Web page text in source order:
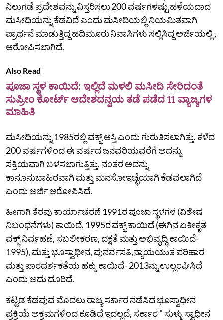
ನಿಲುಗಡೆ ಪ್ರದೇಶವನ್ನು ವಿಸ್ತರಿಸಲು 200 ವರ್ಷಗಳಷ್ಟು ಹಳೆಯದಾದ
ಮಸೀದಿಯನ್ನು ಕೆಡವಿದೆ ಎಂದು ಮಸೀದಿಯಲ್ಲಿ ನಿಯಮಿತವಾಗಿ
ಪ್ರಾರ್ಥನೆ ಮಾಡುತ್ತಿದ್ದ ಹದಿಮೂರು ನಿವಾಸಿಗಳು ಸಲ್ಲಿಸಿದ್ದ ಅರ್ಜಿಯಲ್ಲಿ ,
ಆರೋಪಿಸಲಾಗಿದೆ.
Also Read
ಪೂಜಾ ಸ್ಥಳ ಕಾಯಿದೆ: ಇಲ್ಲಿದೆ ಮಳಲಿ ಮಸೀದಿ ಸೇರಿದಂತೆ
ಸುಪ್ರೀಂ ಕೋರ್ಟ್ ಆದೇಶದನ್ವಯ ತಡೆ ಪಡೆದ 11 ವ್ಯಾಜ್ಯಗಳ
ಮಾಹಿತಿ
ಮಸೀದಿಯನ್ನು 1985ರಲ್ಲಿ ವಕ್ಫ್ ಆಸ್ತಿ ಎಂದು ಗುರುತಿಸಲಾಗಿತ್ತು. ಕಳೆದ
200 ವರ್ಷಗಳಿಂದ ಈ ವರ್ಷದ ಜನವರಿಯವರೆಗೆ ಅದನ್ನು
ಸಕ್ರಿಯವಾಗಿ ಬಳಸಲಾಗುತ್ತಿತ್ತು. ನಂತರ ಅದನ್ನು
ಕಾನೂನುಬಾಹಿರವಾಗಿ ಮತ್ತು ಮನಸೋಇಚ್ಛೆಯಾಗಿ ಕೆಡವಲಾಗಿದೆ
ಎಂದು ಅರ್ಜಿ ಆರೋಪಿಸಿದೆ.
ಹೀಗಾಗಿ ತೆರವು ಕಾರ್ಯಾಚರಣೆ 1991ರ ಪೂಜಾ ಸ್ಥಳಗಳ (ವಿಶೇಷ
ನಿಬಂಧನೆಗಳು) ಕಾಯಿದೆ, 1995ರ ವಕ್ಫ್ ಕಾಯಿದೆ (ಈಗಿನ ಏಕೀಕೃತ
ವಕ್ಫ್ ನಿರ್ವಹಣೆ, ಸಬಲೀಕರಣ, ದಕ್ಷತೆ ಮತ್ತು ಅಭಿವೃದ್ಧಿ ಕಾಯಿದೆ-
1995), ಮತ್ತು ಭೂಸ್ವಾಧೀನ, ಪುನರ್ವಸತಿ,ನ್ಯಾಯಯುತ ಪರಿಹಾರ
ಮತ್ತು ಪಾರದರ್ಶಕತೆಯ ಹಕ್ಕು ಕಾಯಿದೆ- 2013ನ್ನು ಉಲ್ಲಂಘಿಸಿದೆ
ಎಂದು ಅದು ದೂರಿದೆ.
ಕಟ್ಟಡ ಕೆಡವುವ ಮೊದಲು ರಾಜ್ಯ ಸರ್ಕಾರ ನಡೆಸಿದ ಭೂಸ್ವಾಧೀನ
ಪ್ರಕ್ರಿಯೆ ಅಕ್ರಮಗಳಿಂದ ಕೂಡಿದೆ ಇದಲ್ಲದೆ, ಸರ್ಕಾರ " ಸುಳ್ಳು ಸ್ವಾಧೀನ